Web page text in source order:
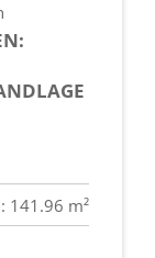
141.96 m²